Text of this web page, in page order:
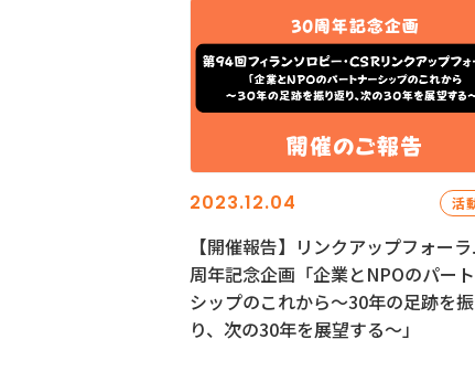
2023.12.04 活
【開催報告】リンクアップフォー
周年記念企画「企業とNPOのパー
シップのこれから～30年の足跡を
り、次の30年を展望する～」